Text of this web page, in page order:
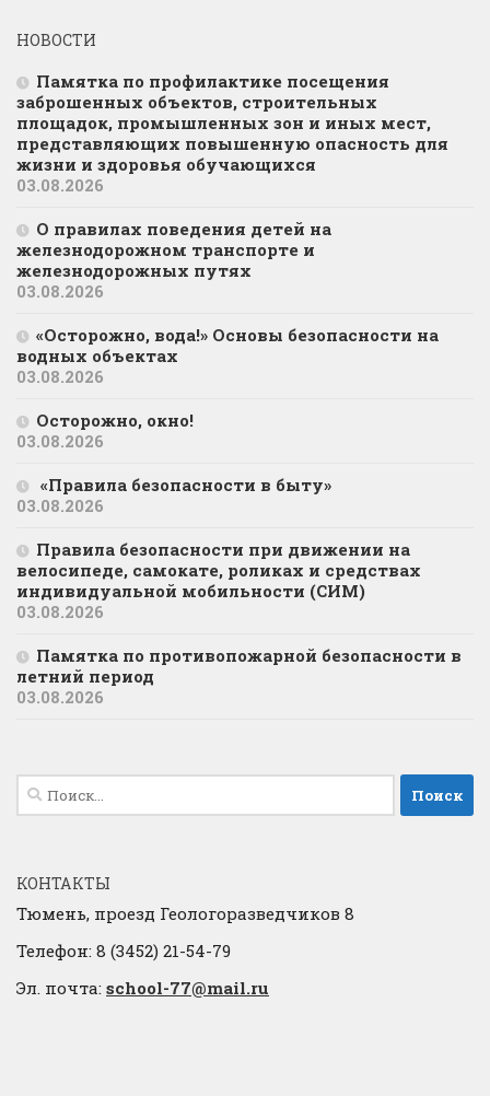
НОВОСТИ
Памятка по профилактике посещения
заброшенных объектов, строительных
площадок, промышленных зон и иных мест,
представляющих повышенную опасность для
жизни и здоровья обучающихся
03.08.2026
О правилах поведения детей на
железнодорожном транспорте и
железнодорожных путях
03.08.2026
«Осторожно, вода!» Основы безопасности на
водных объектах
03.08.2026
Осторожно, окно!
03.08.2026
«Правила безопасности в быту»
03.08.2026
Правила безопасности при движении на
велосипеде, самокате, роликах и средствах
индивидуальной мобильности (СИМ)
03.08.2026
Памятка по противопожарной безопасности в
летний период
03.08.2026
Найти:
КОНТАКТЫ
Тюмень, проезд Геологоразведчиков 8
Телефон: 8 (3452) 21-54-79
Эл. почта: school-77@mail.ru